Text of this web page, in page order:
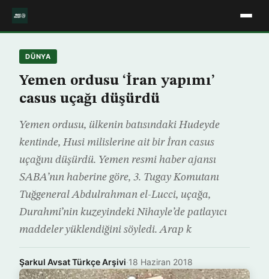
DÜNYA
Yemen ordusu ‘İran yapımı’
casus uçağı düşürdü
Yemen ordusu, ülkenin batısındaki Hudeyde
kentinde, Husi milislerine ait bir İran casus
uçağını düşürdü. Yemen resmi haber ajansı
SABA’nın haberine göre, 3. Tugay Komutanı
Tuğgeneral Abdulrahman el-Lucci, uçağa,
Durahmi’nin kuzeyindeki Nihayle’de patlayıcı
maddeler yüklendiğini söyledi. Arap k
Şarkul Avsat Türkçe Arşivi·18 Haziran 2018